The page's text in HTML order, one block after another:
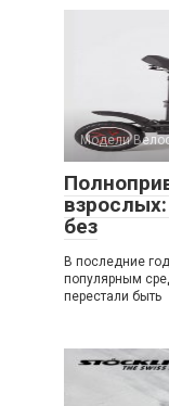
Модели
без
В последние
популярным
перестали быть